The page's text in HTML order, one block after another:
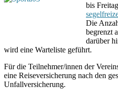
bis
Die
begrenzt
darüber
wird eine Warteliste geführt.
Für die Teilnehmer/innen der
eine Reiseversicherung nach den
Unfallversicherung.